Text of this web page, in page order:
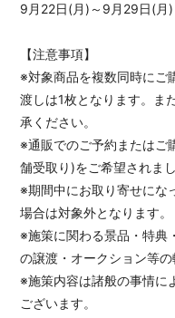
9月22日(月)～9月29日(
【注意事項】
※対象商品を複数同時にご
渡しは1枚となります。ま
承ください。
※通販でのご予約またはご
舗受取り)をご希望されま
※期間中にお取り寄せにな
場合は対象外となります。
※施策に関わる景品・特典
の譲渡・オークション等
※施策内容は諸般の事情に
ございます。